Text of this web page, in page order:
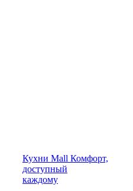
Кухни Mall Комфорт,
доступный
каждому